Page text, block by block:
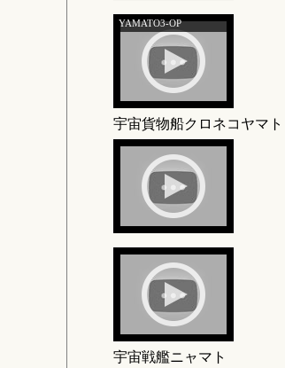
YAMATO3-OP
宇宙貨物船クロネコヤマト
宇宙戦艦ニャマト